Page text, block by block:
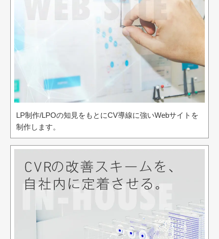
LP制作/LPOの知見をもとにCV導線に強いWebサイトを
制作します。